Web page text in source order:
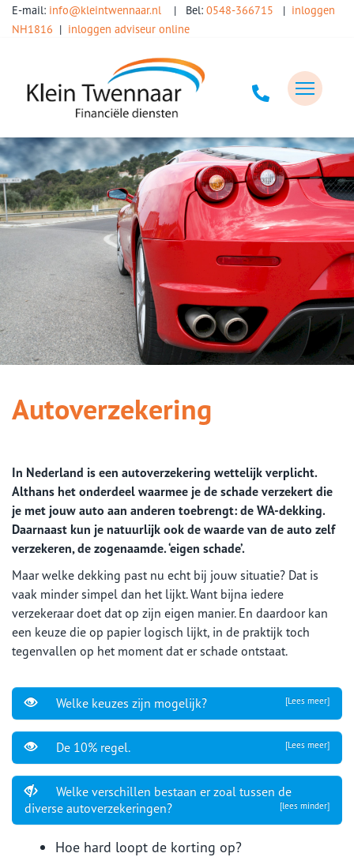
E-mail: info@kleintwennaar.nl | Bel: 0548-366715 | inloggen
NH1816 | inloggen adviseur online
Autoverzekering
In Nederland is een autoverzekering wettelijk verplicht.
Althans het onderdeel waarmee je de schade verzekert die
je met jouw auto aan anderen toebrengt: de WA-dekking.
Daarnaast kun je natuurlijk ook de waarde van de auto zelf
verzekeren, de zogenaamde. ‘eigen schade’.
Maar welke dekking past nu echt bij jouw situatie? Dat is
vaak minder simpel dan het lijkt. Want bijna iedere
verzekeraar doet dat op zijn eigen manier. En daardoor kan
een keuze die op papier logisch lijkt, in de praktijk toch
tegenvallen op het moment dat er schade ontstaat.
Welke keuzes zijn mogelijk? [Lees meer]
De 10% regel. [Lees meer]
Welke verschillen bestaan er zoal tussen de
diverse autoverzekeringen?
[lees minder]
Hoe hard loopt de korting op?